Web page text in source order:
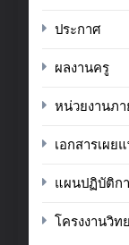
ประกาศ
ผลงานครู
หน่วยงานภ
เอกสารเผย
แผนปฏิบัติก
โครงงานวิท